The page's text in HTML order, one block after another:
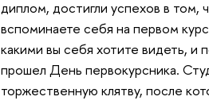
диплом, достигли успехов в том,
вспоминаете себя на первом
какими вы себя хотите видеть,
прошел День первокурсника.
торжественную клятву, после